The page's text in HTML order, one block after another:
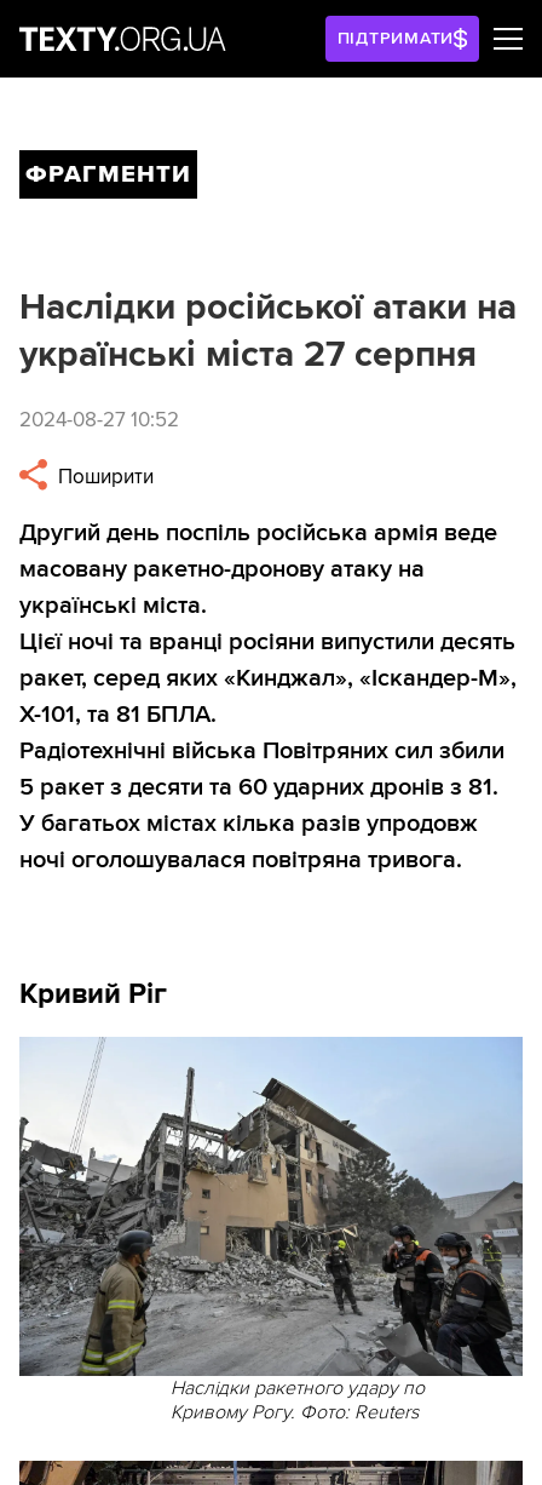
ПІДТРИМАТИ
ФРАГМЕНТИ
Наслідки російської атаки на
українські міста 27 серпня
2024-08-27 10:52
Поширити
Другий день поспіль російська армія веде
масовану ракетно-дронову атаку на
українські міста.
Цієї ночі та вранці росіяни випустили десять
ракет, серед яких «Кинджал», «Іскандер-М»,
Х-101, та 81 БПЛА.
Радіотехнічні війська Повітряних сил збили
5 ракет з десяти та 60 ударних дронів з 81.
У багатьох містах кілька разів упродовж
ночі оголошувалася повітряна тривога.
Кривий Ріг
Наслідки ракетного удару по
Кривому Рогу. Фото: Reuters